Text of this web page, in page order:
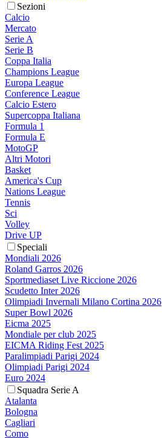
Sezioni
Calcio
Mercato
Serie A
Serie B
Coppa Italia
Champions League
Europa League
Conference League
Calcio Estero
Supercoppa Italiana
Formula 1
Formula E
MotoGP
Altri Motori
Basket
America's Cup
Nations League
Tennis
Sci
Volley
Drive UP
Speciali
Mondiali 2026
Roland Garros 2026
Sportmediaset Live Riccione 2026
Scudetto Inter 2026
Olimpiadi Invernali Milano Cortina 2026
Super Bowl 2026
Eicma 2025
Mondiale per club 2025
EICMA Riding Fest 2025
Paralimpiadi Parigi 2024
Olimpiadi Parigi 2024
Euro 2024
Squadra Serie A
Atalanta
Bologna
Cagliari
Como